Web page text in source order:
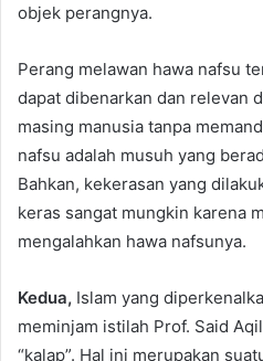
objek perangnya.
Perang melawan hawa nafsu
dapat dibenarkan dan relevan
masing manusia tanpa
nafsu adalah musuh yang
Bahkan, kekerasan yang
keras sangat mungkin karena
mengalahkan hawa nafsunya.
Kedua, Islam yang
meminjam istilah Prof. Said
“kalap”. Hal ini merupakan